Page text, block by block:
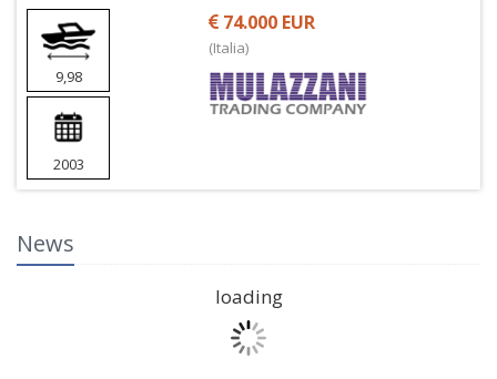
9,98
2003
74.000 EUR
(Italia)
News
loading